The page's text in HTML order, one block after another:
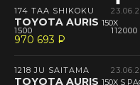
174 TAA SHIKOKU
TOYOTA AURIS 150X
1500 112000
970 693 P
--
1218 JU SAITAMA
TOYOTA AURIS 150X S